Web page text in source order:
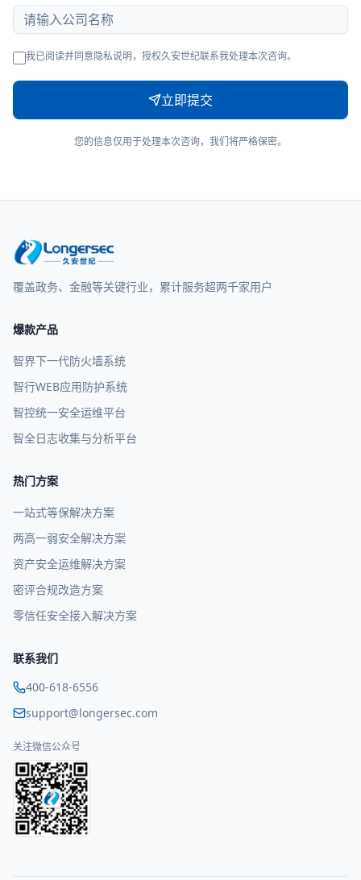
我已阅读并同意隐私说明，授权久安世纪联系我处理本次咨询。
立即提交
您的信息仅用于处理本次咨询，我们将严格保密。
覆盖政务、金融等关键行业，累计服务超两千家用户
爆款产品
智界下一代防火墙系统
智行WEB应用防护系统
智控统一安全运维平台
智全日志收集与分析平台
热门方案
一站式等保解决方案
两高一弱安全解决方案
资产安全运维解决方案
密评合规改造方案
零信任安全接入解决方案
联系我们
400-618-6556
support@longersec.com
关注微信公众号